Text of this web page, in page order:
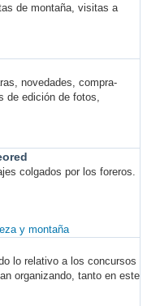
de montaña, visitas a
novedades, compra-
de edición de fotos,
colgados por los foreros.
y montaña
lo relativo a los concursos
organizando, tanto en este